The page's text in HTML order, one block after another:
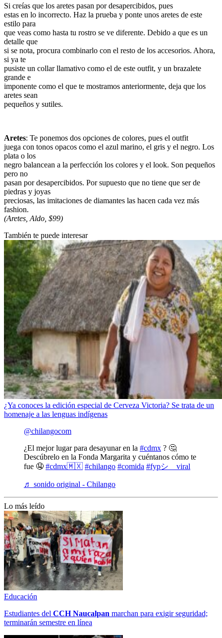
Si creías que los aretes pasan por desapercibidos, pues
estas en lo incorrecto. Haz la prueba y ponte unos aretes de este
estilo para
que veas como hasta tu rostro se ve diferente. Debido a que es un
detalle que
si se nota, procura combinarlo con el resto de los accesorios. Ahora,
si ya te
pusiste un collar llamativo como el de este outfit, y un brazalete
grande e
imponente como el que te mostramos anteriormente, deja que los
aretes sean
pequeños y sutiles.
Aretes: Te ponemos dos opciones de colores, pues el outfit
juega con tonos opacos como el azul marino, el gris y el negro. Los
plata o los
negro balancean a la perfección los colores y el look. Son pequeños
pero no
pasan por desapercibidos. Por supuesto que no tiene que ser de
piedras y joyas
preciosas, las imitaciones de diamantes las hacen cada vez más
fashion.
(Aretes, Aldo, $99)
También te puede interesar
¿Ya conoces la edición especial de Cerveza Victoria? Se trata de un
homenaje a las lenguas indígenas
@chilangocom
¿El mejor lugar para desayunar en la #cdmx ? 🤔
Descúbrelo en la Fonda Margarita y cuéntanos cómo te
fue 🤤 #cdmx🇲🇽 #chilango #comida #fypシ゚viral
♬ sonido original - Chilango
Lo más leído
Educación
Estudiantes del CCH Naucalpan marchan para exigir seguridad;
terminarán semestre en línea